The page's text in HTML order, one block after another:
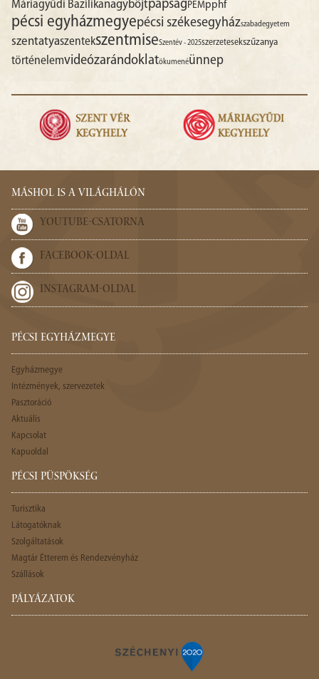
Máriagyűdi BazilikanagyböjtpapságPEMpphf
pécsi egyházmegyepécsi székesegyházszabadegyetem
szentatyaszentekszentmiseSzentév - 2025szerzetesekszűzanya
történelemvideózarándoklatökumenéünnep
MÁSHOL IS A VILÁGHÁLÓN
YOUTUBE-CSATORNA
FACEBOOK-OLDAL
INSTAGRAM-OLDAL
PÉCSI EGYHÁZMEGYE
Egyházmegye
Intézmények, szervezetek
Pasztoráció
Aktuális
Kapcsolat
Kapuoldal
PÉCSI PÜSPÖKSÉG
Turisztika
Látogatóknak
Szolgáltatások
Magtár Étterem és Rendezvényház
Szállások
PÁLYÁZATOK